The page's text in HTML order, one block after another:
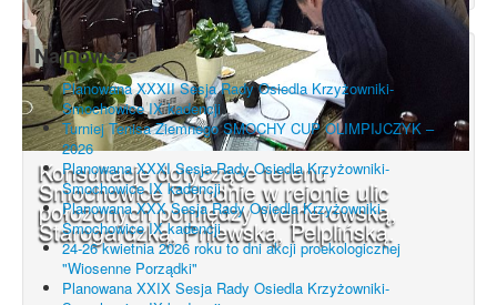
Konsultacje dotyczące terenu
Smochowice Południe w rejonie ulic
położonych pomiędzy Wejherowską,
Starogardzką, Pniewską, Pelplińską.
Najnowsze
Planowana XXXII Sesja Rady Osiedla Krzyżowniki-
Smochowice IX kadencji
Turniej Tenisa Ziemnego SMOCHY CUP OLIMPIJCZYK –
2026
Planowana XXXI Sesja Rady Osiedla Krzyżowniki-
Smochowice IX kadencji
Planowana XXX Sesja Rady Osiedla Krzyżowniki-
Smochowice IX kadencji
24-26 kwietnia 2026 roku to dni akcji proekologicznej
"Wiosenne Porządki"
Planowana XXIX Sesja Rady Osiedla Krzyżowniki-